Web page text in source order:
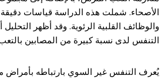
الأصحاء. شملت هذه الدراسة قياسات
والوظائف القلبية الرئوية. وقد أظهر
التنفس لدى نسبة كبيرة من المصابين
يُعرف التنفس غير السوي بارتباطه بأمراض